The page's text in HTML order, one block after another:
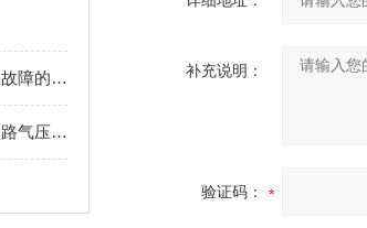
如何减少多功能提取罐发生故障的概率？
多功能提取浓缩机组及其管路气压试压要点讲解
补充说明：
验证码：